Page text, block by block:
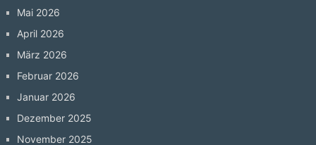
Mai 2026
April 2026
März 2026
Februar 2026
Januar 2026
Dezember 2025
November 2025